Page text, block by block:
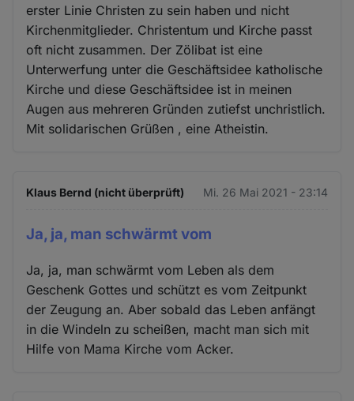
erster Linie Christen zu sein haben und nicht
Kirchenmitglieder. Christentum und Kirche passt
oft nicht zusammen. Der Zölibat ist eine
Unterwerfung unter die Geschäftsidee katholische
Kirche und diese Geschäftsidee ist in meinen
Augen aus mehreren Gründen zutiefst unchristlich.
Mit solidarischen Grüßen , eine Atheistin.
Klaus Bernd (nicht überprüft) Mi. 26 Mai 2021 - 23:14
Ja, ja, man schwärmt vom
Ja, ja, man schwärmt vom Leben als dem
Geschenk Gottes und schützt es vom Zeitpunkt
der Zeugung an. Aber sobald das Leben anfängt
in die Windeln zu scheißen, macht man sich mit
Hilfe von Mama Kirche vom Acker.